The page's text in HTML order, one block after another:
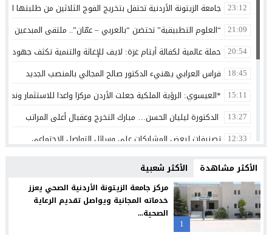
23:12 جامعة الزيتونة الأردنية تحتفل بتخريج الفوج الثلاثين من طلبتها
21:09 “العلوم التطبيقية” تحتضن “بالعربي – عمّان”.. ملتقى المبدعين
20:54 حملة عالمية لكفالة أيتام غزة: لايف للإغاثة والتنمية تكثف
18:45 فراس العرابي يهنيء الدكتور صالح المجالي بالمنصب الجديد
15:11 *العيسوي: الرؤية الملكية جعلت الأردن مركزا واعدا للاستثمار
13:27 الدكتورة ليليان الحسن… مبارك التخرج وعقبال أعلى المراتب
12:33 تصنيفات لبعض المشاركات على وسائل التواصل الاجتماعي
الثقة واليقين بعد الثبات أولا
12:26 بنك الأردن يطلق حملة القرض الشخصي لعام 2026 مع استرداد نقدي
12:24 شراكة بين “طلبات الأردن” ومؤسسة تضامن لتسهيل التبرعات
سامسونج تعيد تصميم الشاشة بما يتوافق مع الطريقة التي
الأكثر مشاهدة الأكثر شعبية
1
مركز جامعة الزيتونة الأردنية الصحي يعزز
خدماته المجانية ويواصل تقديم الرعاية
الصحية...